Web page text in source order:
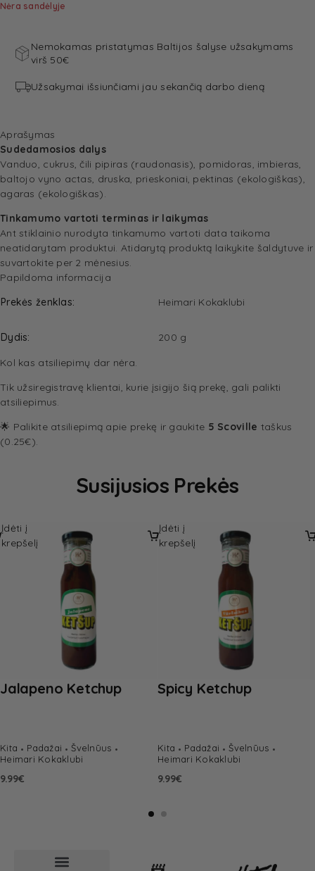
Nėra sandėlyje
Nemokamas pristatymas Baltijos šalyse užsakymams
virš 50€
Užsakymai išsiunčiami jau sekančią darbo dieną
Aprašymas
Sudedamosios dalys
Vanduo, cukrus, čili pipiras (raudonasis), pomidoras, imbieras,
baltojo vyno actas, druska, prieskoniai, pektinas (ekologiškas),
agaras (ekologiškas).
Tinkamumo vartoti terminas ir laikymas
Ant stiklainio nurodyta tinkamumo vartoti data taikoma
neatidarytam produktui. Atidarytą produktą laikykite šaldytuve ir
suvartokite per 2 mėnesius.
Papildoma informacija
Prekės ženklas
Heimari Kokaklubi
Dydis
200 g
Kol kas atsiliepimų dar nėra.
Tik užsiregistravę klientai, kurie įsigijo šią prekę, gali palikti
atsiliepimus.
🌟 Palikite atsiliepimą apie prekę ir gaukite 5 Scoville taškus
(0.25€).
Susijusios Prekės
Jalapeno Ketchup
Kita Padažai
Švelnūus
Heimari Kokaklubi
9.99€
Įdėti į
krepšelį
Spicy Ketchup
Kita Padažai
Švelnūus
Heimari Kokaklubi
9.99€
Įdėti į
krepšelį